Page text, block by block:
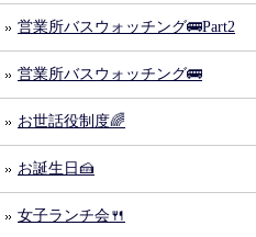
営業所バスウォッチング🚌Part2
営業所バスウォッチング🚌
お世話役制度🌈
お誕生日🍰
女子ランチ会🍴